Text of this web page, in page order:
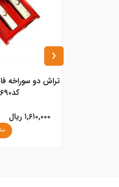
پاکن داست فری
متوسط کد۳۰۳
ناموجود
‹